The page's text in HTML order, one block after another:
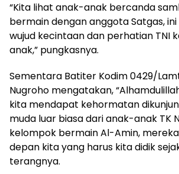
“Kita lihat anak-anak bercanda
bermain dengan anggota Satgas,
wujud kecintaan dan perhatian TNI
anak,” pungkasnya.
Sementara Batiter Kodim 0429/
Nugroho mengatakan,
kita mendapat kehormatan
muda luar biasa dari anak-anak TK
kelompok bermain Al-Amin,
depan kita yang harus kita didik
terangnya.